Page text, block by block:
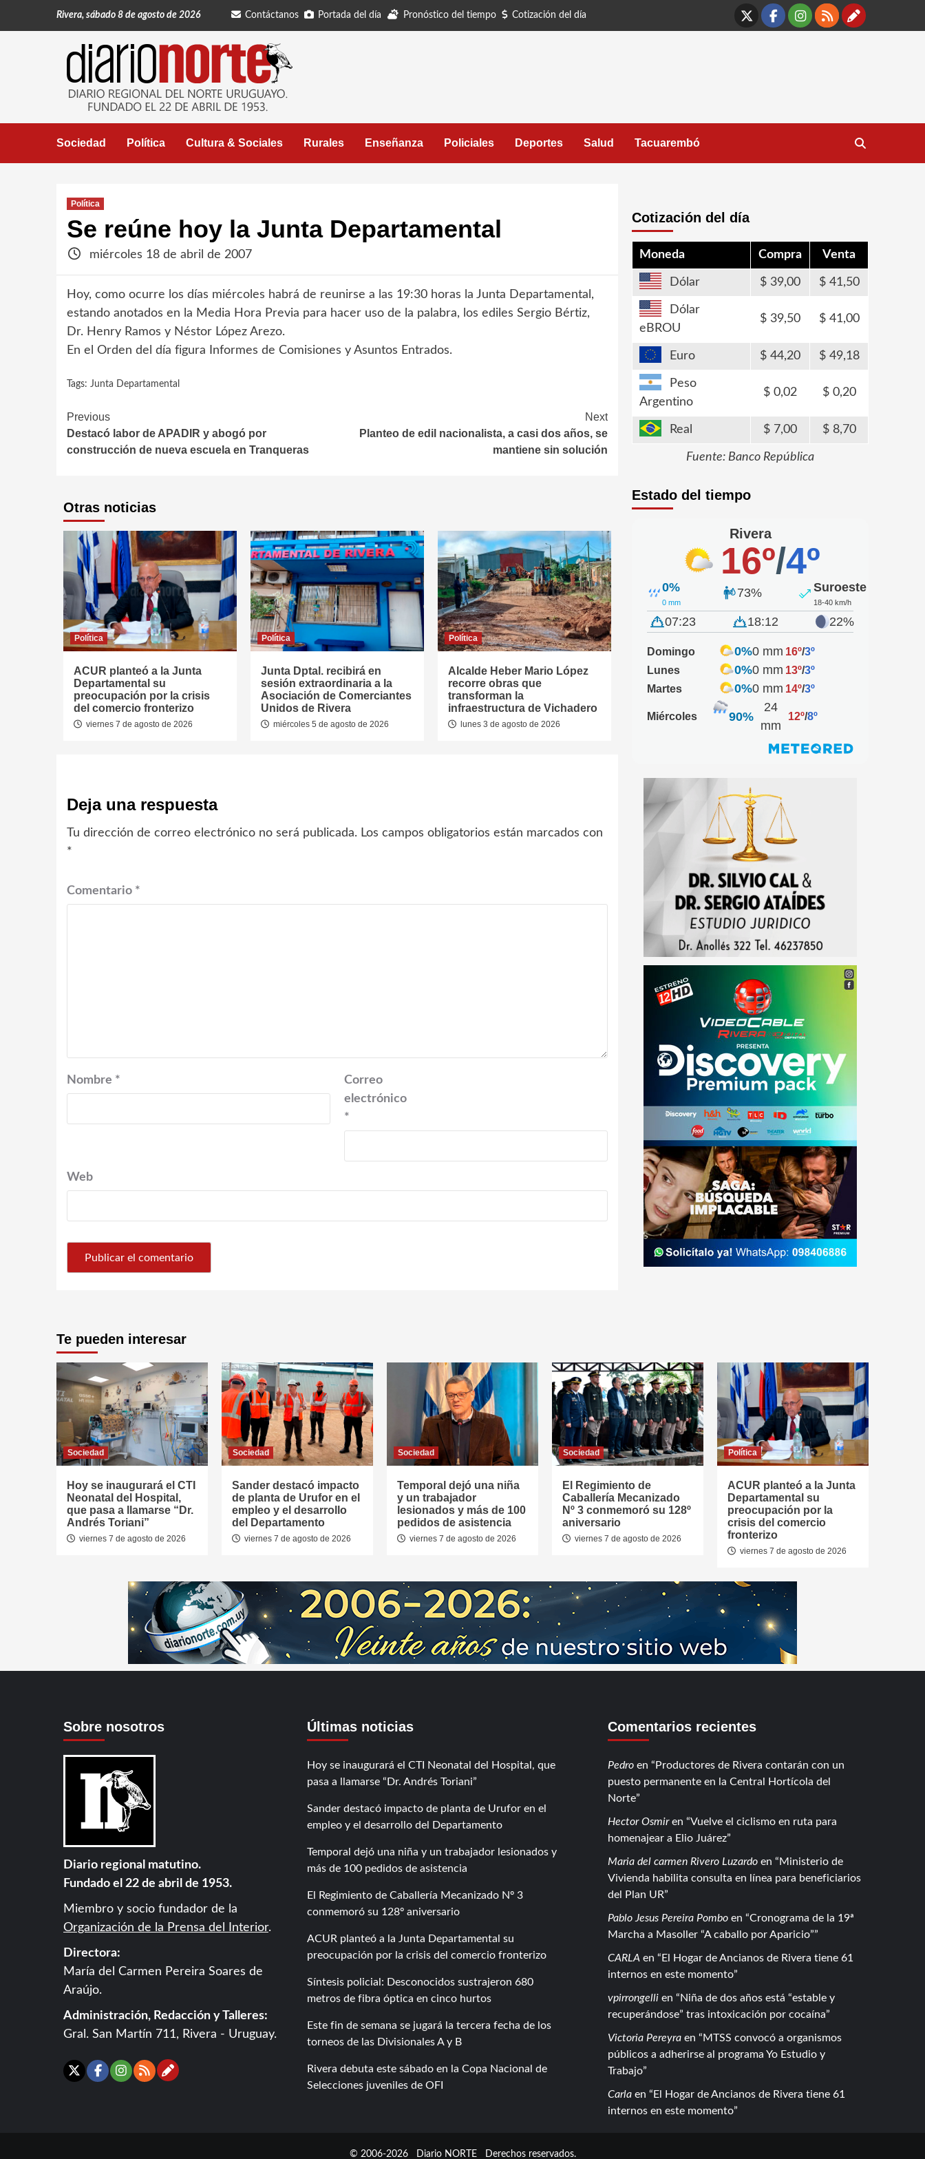
Rivera, sábado 8 de agosto de 2026 Contáctanos Portada del día Pronóstico del tiempo Cotización del día
X Facebook
Instagram
RSS
Sociedad Política Cultura & Sociales Rurales Enseñanza Policiales Deportes Salud Tacuarembó
Política
Se reúne hoy la Junta Departamental
miércoles 18 de abril de 2007
Hoy, como ocurre los días miércoles habrá de reunirse a las 19:30 horas la Junta Departamental,
estando anotados en la Media Hora Previa para hacer uso de la palabra, los ediles Sergio Bértiz,
Dr. Henry Ramos y Néstor López Arezo.
En el Orden del día figura Informes de Comisiones y Asuntos Entrados.
Tags: Junta Departamental
Continue
Reading
Previous
Destacó labor de APADIR y abogó por
construcción de nueva escuela en Tranqueras
Next
Planteo de edil nacionalista, a casi dos años, se
mantiene sin solución
Otras noticias
Política
ACUR planteó a la Junta
Departamental su
preocupación por la crisis
del comercio fronterizo
viernes 7 de agosto de 2026
Política
Junta Dptal. recibirá en
sesión extraordinaria a la
Asociación de Comerciantes
Unidos de Rivera
miércoles 5 de agosto de 2026
Política
Alcalde Heber Mario López
recorre obras que
transforman la
infraestructura de Vichadero
lunes 3 de agosto de 2026
Deja una respuesta
Tu dirección de correo electrónico no será publicada. Los campos obligatorios están marcados con
*
Comentario *
Nombre *
Correo
electrónico
*
Web
Cotización del día
Moneda Compra Venta
Dólar 39,00 41,50
Dólar
eBROU
39,50 41,00
Euro 44,20 49,18
Peso
Argentino
0,02 0,20
Real 7,00 8,70
Fuente: Banco República
Estado del tiempo
Rivera
16º/4º
0%
0 mm
73% Suroeste
18-40 km/h
07:23 18:12 22%
Domingo 0%0 mm 16º/3º
Lunes
0%0 mm 13º/3º
Martes
0%0 mm 14º/3º
Miércoles 90%
24
mm
12º/8º
Te pueden interesar
Sociedad
Hoy se inaugurará el CTI
Neonatal del Hospital,
que pasa a llamarse “Dr.
Andrés Toriani”
viernes 7 de agosto de 2026
Sociedad
Sander destacó impacto
de planta de Urufor en el
empleo y el desarrollo
del Departamento
viernes 7 de agosto de 2026
Sociedad
Temporal dejó una niña
y un trabajador
lesionados y más de 100
pedidos de asistencia
viernes 7 de agosto de 2026
Sociedad
El Regimiento de
Caballería Mecanizado
Nº 3 conmemoró su 128º
aniversario
viernes 7 de agosto de 2026
Política
ACUR planteó a la Junta
Departamental su
preocupación por la
crisis del comercio
fronterizo
viernes 7 de agosto de 2026
Sobre nosotros
Diario regional matutino.
Fundado el 22 de abril de 1953.
Miembro y socio fundador de la
Organización de la Prensa del Interior.
Directora:
María del Carmen Pereira Soares de
Araújo.
Administración, Redacción y Talleres:
Gral. San Martín 711, Rivera - Uruguay.
X Facebook
Instagram
RSSContáctanos
Últimas noticias
Hoy se inaugurará el CTI Neonatal del Hospital, que
pasa a llamarse “Dr. Andrés Toriani”
Sander destacó impacto de planta de Urufor en el
empleo y el desarrollo del Departamento
Temporal dejó una niña y un trabajador lesionados y
más de 100 pedidos de asistencia
El Regimiento de Caballería Mecanizado Nº 3
conmemoró su 128º aniversario
ACUR planteó a la Junta Departamental su
preocupación por la crisis del comercio fronterizo
Síntesis policial: Desconocidos sustrajeron 680
metros de fibra óptica en cinco hurtos
Este fin de semana se jugará la tercera fecha de los
torneos de las Divisionales A y B
Rivera debuta este sábado en la Copa Nacional de
Selecciones juveniles de OFI
Comentarios recientes
Pedroen
Productores de Rivera contarán con un
puesto permanente en la Central Hortícola del
Norte
Hector Osmiren
Vuelve el ciclismo en ruta para
homenajear a Elio Juárez
Maria del carmen Rivero Luzardoen
Ministerio de
Vivienda habilita consulta en línea para beneficiarios
del Plan UR
Pablo Jesus Pereira Pomboen
Cronograma de la 19ª
Marcha a Masoller “A caballo por Aparicio”
CARLA en
El Hogar de Ancianos de Rivera tiene 61
internos en este momento
vpirrongellien
Niña de dos años está “estable y
recuperándose” tras intoxicación por cocaína
Victoria Pereyraen
MTSS convocó a organismos
públicos a adherirse al programa Yo Estudio y
Trabajo
Carlaen
El Hogar de Ancianos de Rivera tiene 61
internos en este momento
© 2006-2026 Diario NORTEDerechos reservados.